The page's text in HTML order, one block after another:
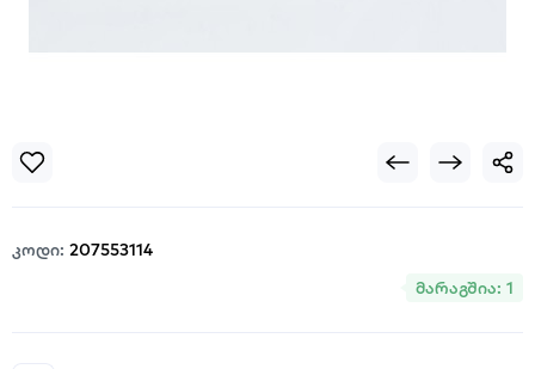
კოდი: 207553114
მარაგშია: 1